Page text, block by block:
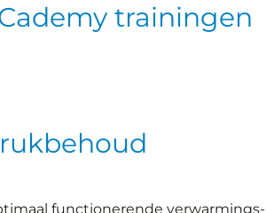
trainingen
functionerende verwarmings-